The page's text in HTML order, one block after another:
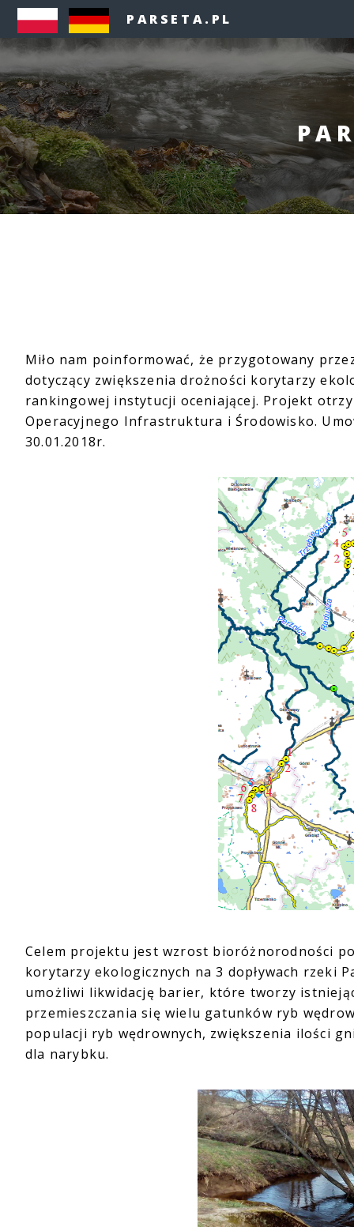
PARSETA.PL
Miło nam poinformować, że przygotowany
dotyczący zwiększenia drożności korytarzy
rankingowej instytucji oceniającej. Projekt
Operacyjnego Infrastruktura i Środowisko.
30.01.2018r.
Celem projektu jest wzrost bioróżnorodności
korytarzy ekologicznych na 3 dopływach rzeki
umożliwi likwidację barier, które tworzy
przemieszczania się wielu gatunków ryb
populacji ryb wędrownych, zwiększenia ilości
dla narybku.